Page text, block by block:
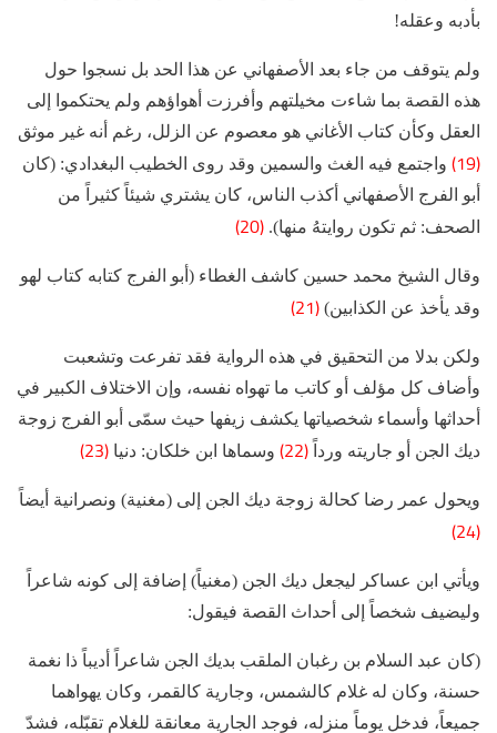
بأدبه وعقله!
ولم يتوقف من جاء بعد الأصفهاني عن هذا الحد بل نسجوا حول
هذه القصة بما شاءت مخيلتهم وأفرزت أهواؤهم ولم يحتكموا إلى
العقل وكأن كتاب الأغاني هو معصوم عن الزلل، رغم أنه غير موثق
(19)
واجتمع فيه الغث والسمين وقد روى الخطيب البغدادي: (كان
أبو الفرج الأصفهاني أكذب الناس، كان يشتري شيئاً كثيراً من
الصحف: ثم تكون روايتهُ منها). (20)
وقال الشيخ محمد حسين كاشف الغطاء (أبو الفرج كتابه كتاب لهو
وقد يأخذ عن الكذابين) (21)
ولكن بدلا من التحقيق في هذه الرواية فقد تفرعت وتشعبت
وأضاف كل مؤلف أو كاتب ما تهواه نفسه، وإن الاختلاف الكبير في
أحداثها وأسماء شخصياتها يكشف زيفها حيث سمّى أبو الفرج زوجة
ديك الجن أو جاريته ورداً (22) وسماها ابن خلكان: دنيا (23)
ويحول عمر رضا كحالة زوجة ديك الجن إلى (مغنية) ونصرانية أيضاً
(24)
ويأتي ابن عساكر ليجعل ديك الجن (مغنياً) إضافة إلى كونه شاعراً
وليضيف شخصاً إلى أحداث القصة فيقول:
(كان عبد السلام بن رغبان الملقب بديك الجن شاعراً أديباً ذا نغمة
حسنة، وكان له غلام كالشمس، وجارية كالقمر، وكان يهواهما
جميعاً، فدخل يوماً منزله، فوجد الجارية معانقة للغلام تقبّله، فشدّ